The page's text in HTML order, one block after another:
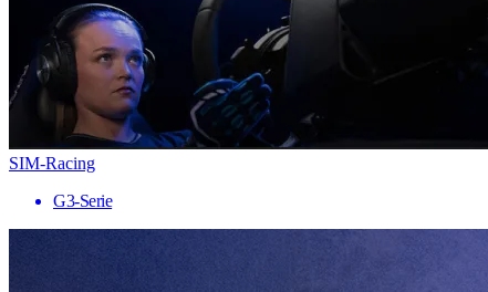
SIM-Racing
G3-Serie